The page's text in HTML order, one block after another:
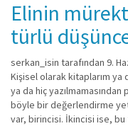
Elinin
türlü
serkan_isin tarafından 9.
Kişisel olarak kitaplarım ya
ya da hiç
böyle bir değerlendirme
var, birincisi. İkincisi ise,